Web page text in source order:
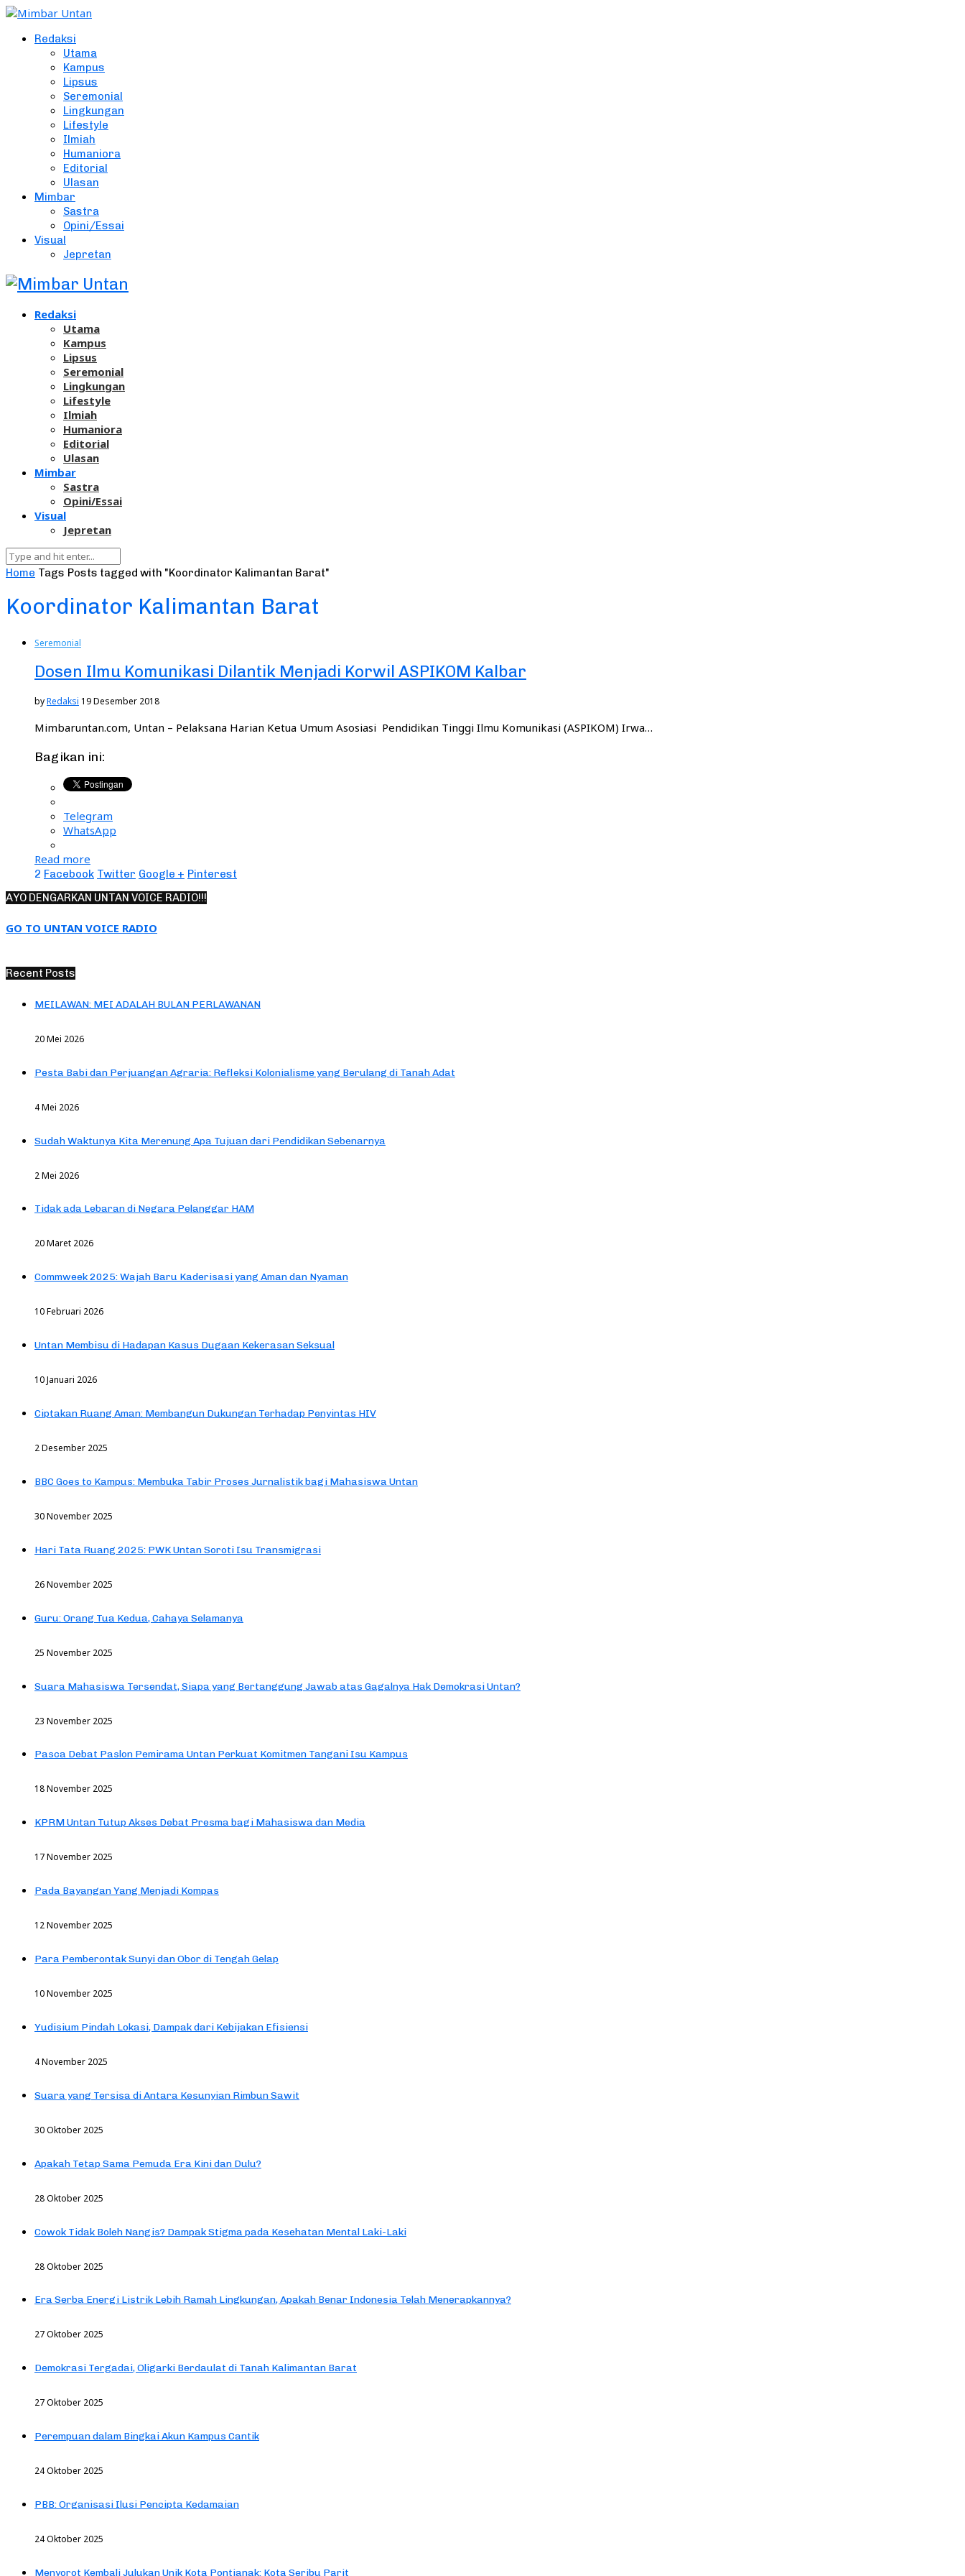
Redaksi
Utama
Kampus
Lipsus
Seremonial
Lingkungan
Lifestyle
Ilmiah
Humaniora
Editorial
Ulasan
Mimbar
Sastra
Opini/Essai
Visual
Jepretan
Redaksi
Utama
Kampus
Lipsus
Seremonial
Lingkungan
Lifestyle
Ilmiah
Humaniora
Editorial
Ulasan
Mimbar
Sastra
Opini/Essai
Visual
Jepretan
Home Tags Posts tagged with "Koordinator Kalimantan Barat"
Koordinator Kalimantan Barat
Seremonial
Dosen Ilmu Komunikasi Dilantik Menjadi Korwil ASPIKOM Kalbar
byRedaksi 19 Desember 2018
Mimbaruntan.com, Untan – Pelaksana Harian Ketua Umum Asosiasi Pendidikan Tinggi Ilmu Komunikasi (ASPIKOM) Irwa…
Bagikan ini:
Telegram
WhatsApp
Read more
2 Facebook Twitter Google + Pinterest
AYO DENGARKAN UNTAN VOICE RADIO!!!
GO TO UNTAN VOICE RADIO
Recent Posts
MEILAWAN: MEI ADALAH BULAN PERLAWANAN
20 Mei 2026
Pesta Babi dan Perjuangan Agraria: Refleksi Kolonialisme yang Berulang di Tanah Adat
4 Mei 2026
Sudah Waktunya Kita Merenung Apa Tujuan dari Pendidikan Sebenarnya
2 Mei 2026
Tidak ada Lebaran di Negara Pelanggar HAM
20 Maret 2026
Commweek 2025: Wajah Baru Kaderisasi yang Aman dan Nyaman
10 Februari 2026
Untan Membisu di Hadapan Kasus Dugaan Kekerasan Seksual
10 Januari 2026
Ciptakan Ruang Aman: Membangun Dukungan Terhadap Penyintas HIV
2 Desember 2025
BBC Goes to Kampus: Membuka Tabir Proses Jurnalistik bagi Mahasiswa Untan
30 November 2025
Hari Tata Ruang 2025: PWK Untan Soroti Isu Transmigrasi
26 November 2025
Guru: Orang Tua Kedua, Cahaya Selamanya
25 November 2025
Suara Mahasiswa Tersendat, Siapa yang Bertanggung Jawab atas Gagalnya Hak Demokrasi Untan?
23 November 2025
Pasca Debat Paslon Pemirama Untan Perkuat Komitmen Tangani Isu Kampus
18 November 2025
KPRM Untan Tutup Akses Debat Presma bagi Mahasiswa dan Media
17 November 2025
Pada Bayangan Yang Menjadi Kompas
12 November 2025
Para Pemberontak Sunyi dan Obor di Tengah Gelap
10 November 2025
Yudisium Pindah Lokasi, Dampak dari Kebijakan Efisiensi
4 November 2025
Suara yang Tersisa di Antara Kesunyian Rimbun Sawit
30 Oktober 2025
Apakah Tetap Sama Pemuda Era Kini dan Dulu?
28 Oktober 2025
Cowok Tidak Boleh Nangis? Dampak Stigma pada Kesehatan Mental Laki-Laki
28 Oktober 2025
Era Serba Energi Listrik Lebih Ramah Lingkungan, Apakah Benar Indonesia Telah Menerapkannya?
27 Oktober 2025
Demokrasi Tergadai, Oligarki Berdaulat di Tanah Kalimantan Barat
27 Oktober 2025
Perempuan dalam Bingkai Akun Kampus Cantik
24 Oktober 2025
PBB: Organisasi Ilusi Pencipta Kedamaian
24 Oktober 2025
Menyorot Kembali Julukan Unik Kota Pontianak: Kota Seribu Parit